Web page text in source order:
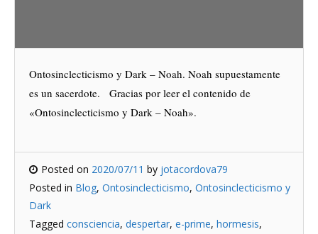
Ontosinclecticismo y Dark – Noah. Noah supuestamente
es un sacerdote. Gracias por leer el contenido de
«Ontosinclecticismo y Dark – Noah».
Posted on 2020/07/11 by jotacordova79
Posted in Blog, Ontosinclecticismo, Ontosinclecticismo y
Dark
Tagged consciencia, despertar, e-prime, hormesis,